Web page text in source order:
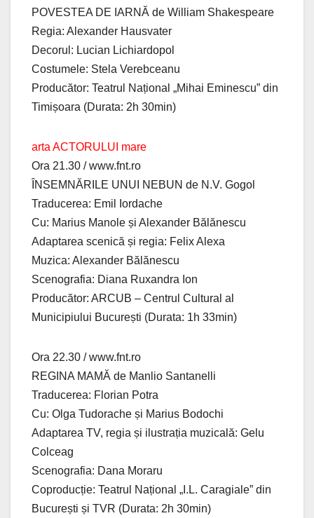
POVESTEA DE IARNĂ de William Shakespeare
Regia: Alexander Hausvater
Decorul: Lucian Lichiardopol
Costumele: Stela Verebceanu
Producător: Teatrul Național „Mihai Eminescu” din
Timișoara (Durata: 2h 30min)
arta ACTORULUI mare
Ora 21.30 / www.fnt.ro
ÎNSEMNĂRILE UNUI NEBUN de N.V. Gogol
Traducerea: Emil Iordache
Cu: Marius Manole și Alexander Bălănescu
Adaptarea scenică și regia: Felix Alexa
Muzica: Alexander Bălănescu
Scenografia: Diana Ruxandra Ion
Producător: ARCUB – Centrul Cultural al
Municipiului București (Durata: 1h 33min)
Ora 22.30 / www.fnt.ro
REGINA MAMĂ de Manlio Santanelli
Traducerea: Florian Potra
Cu: Olga Tudorache și Marius Bodochi
Adaptarea TV, regia și ilustrația muzicală: Gelu
Colceag
Scenografia: Dana Moraru
Coproducție: Teatrul Național „I.L. Caragiale” din
București și TVR (Durata: 2h 30min)